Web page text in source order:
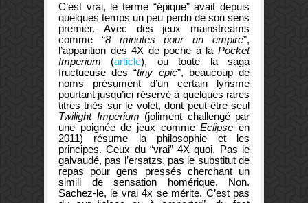
C’est vrai, le terme “épique” avait depuis
quelques temps un peu perdu de son sens
premier. Avec des jeux mainstreams
comme “8 minutes pour un empire”,
l’apparition des 4X de poche à la Pocket
Imperium (article), ou toute la saga
fructueuse des “tiny epic”, beaucoup de
noms présument d’un certain lyrisme
pourtant jusqu’ici réservé à quelques rares
titres triés sur le volet, dont peut-être seul
Twilight Imperium (joliment challengé par
une poignée de jeux commeEclipse en
2011) résume la philosophie et les
principes. Ceux du “vrai” 4X quoi. Pas le
galvaudé, pas l’ersatzs, pas le substitut de
repas pour gens pressés cherchant un
simili de sensation homérique. Non.
Sachez-le, le vrai 4x se mérite. C’est pas